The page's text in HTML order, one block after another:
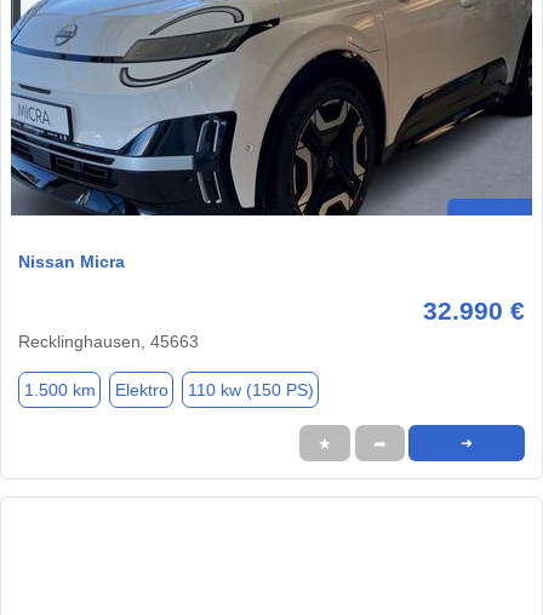
Nissan Micra
32.990 €
Recklinghausen, 45663
1.500 km Elektro 110 kw (150 PS)
★ ➦ ➜